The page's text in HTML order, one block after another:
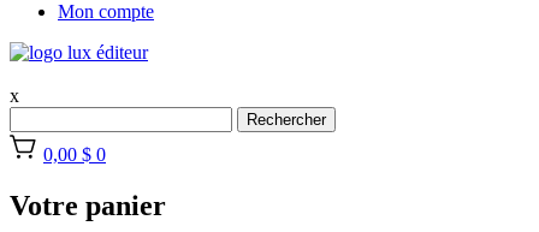
Mon compte
x
Rechercher
0,00 $ 0
Votre panier